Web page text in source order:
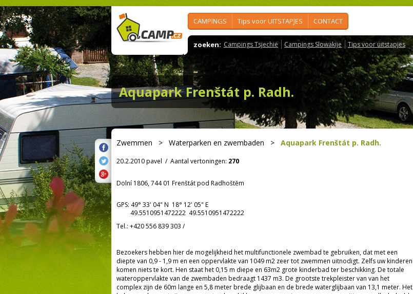
CAMPINGS Tips voor UITSTAPJES CONTACT
zoeken: Campings Tsjechië Campings Slowakije Tips voor uitstapjes
Aquapark Frenštát p. Radh.
Zwemmen > Waterparken en zwembaden > Aquapark Frenštát p. Radh.
20.2.2010 pavel / Aantal vertoningen: 270
Dolní 1806, 744 01 Frenštát pod Radhoštěm
GPS: 49° 33' 04" N 18° 12' 05" E
49.5510951472222 49.5510951472222
Tel.: +420 556 839 303 /
Bezoekers hebben hier de mogelijkheid het multifunctionele zwembad te gebruiken, dat met een
diepte van 0,9 - 1,9 m en een oppervlakte van 1049 m2 zeer tot zwemmen uitnodigt. Zelfs uw kinderen
komen niets te kort. Hen staat het 0,15 m diepe en 63m2 grote kinderbad ter beschikking. De totale
wateroppervlakte van de zwembaden bedraagt 1437 m3. De grootste trekpleister van van het
complex zijn de 60m lange en 5,8 meter brede glijbaan en de brede waterglijbaan van 13,1 meter. Het